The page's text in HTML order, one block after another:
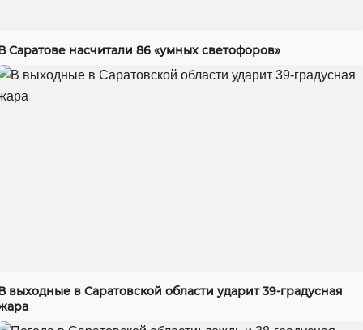
Саратове насчитали 86 «умных светофоров»
выходные в Саратовской области ударит 39-градусная